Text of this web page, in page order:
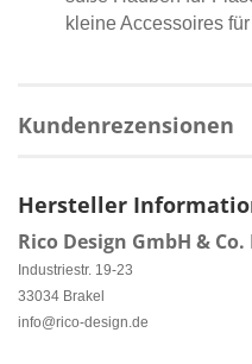
kleine Accessoires
Kundenrezensionen
Hersteller
Rico Design GmbH & Co.
Industriestr. 19-23
33034 Brakel
info@rico-design.de